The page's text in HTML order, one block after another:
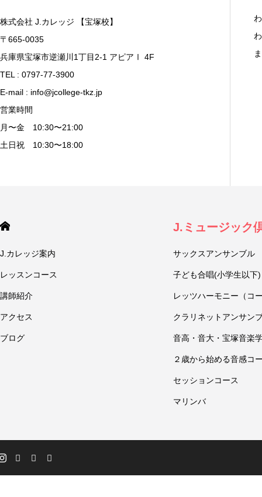
株式会社 J.カレッジ 【宝塚校】
〒665-0035
兵庫県宝塚市逆瀬川1丁目2-1 アピアⅠ 4F
TEL : 0797-77-3900
E-mail : info@jcollege-tkz.jp
営業時間
月〜金 10:30〜21:00
土日祝 10:30〜18:00
J.カレッジ案内
レッスンコース
講師紹介
アクセス
ブログ
J.ミュージック
サックスアンサンブル
子ども合唱(小学生以下)
レッツハーモニー（コ
クラリネットアンサン
音高・音大・宝塚音楽
２歳から始める音感コ
セッションコース
マリンバ